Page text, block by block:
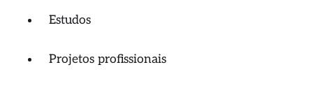
Estudos
Projetos profissionais